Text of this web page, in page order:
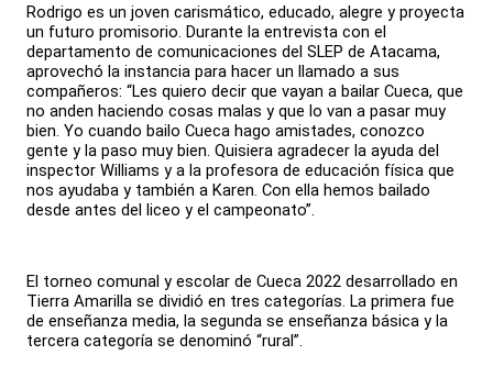
Rodrigo es un joven carismático, educado, alegre y proyecta
un futuro promisorio. Durante la entrevista con el
departamento de comunicaciones del SLEP de Atacama,
aprovechó la instancia para hacer un llamado a sus
compañeros: “Les quiero decir que vayan a bailar Cueca, que
no anden haciendo cosas malas y que lo van a pasar muy
bien. Yo cuando bailo Cueca hago amistades, conozco
gente y la paso muy bien. Quisiera agradecer la ayuda del
inspector Williams y a la profesora de educación física que
nos ayudaba y también a Karen. Con ella hemos bailado
desde antes del liceo y el campeonato”.
El torneo comunal y escolar de Cueca 2022 desarrollado en
Tierra Amarilla se dividió en tres categorías. La primera fue
de enseñanza media, la segunda se enseñanza básica y la
tercera categoría se denominó “rural”.